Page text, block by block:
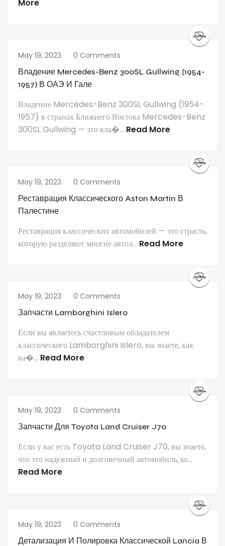
More
May 19, 2023 0 Comments
Владение Mercedes-Benz 300SL Gullwing (1954-
1957) В ОАЭ И Гале
Владение Mercedes-Benz 300SL Gullwing (1954-
1957) в странах Ближнего Востока Mercedes-Benz
300SL Gullwing — это кла�... Read More
May 19, 2023 0 Comments
Реставрация Классического Aston Martin В
Палестине
Реставрация классических автомобилей — это страсть,
которую разделяют многие автол... Read More
May 19, 2023 0 Comments
Запчасти Lamborghini Islero
Если вы являетесь счастливым обладателем
классического Lamborghini Islero, вы знаете, как
ва�... Read More
May 19, 2023 0 Comments
Запчасти Для Toyota Land Cruiser J70
Если у вас есть Toyota Land Cruiser J70, вы знаете,
что это надежный и долговечный автомобиль, ко...
Read More
May 19, 2023 0 Comments
Детализация И Полировка Классической Lancia В